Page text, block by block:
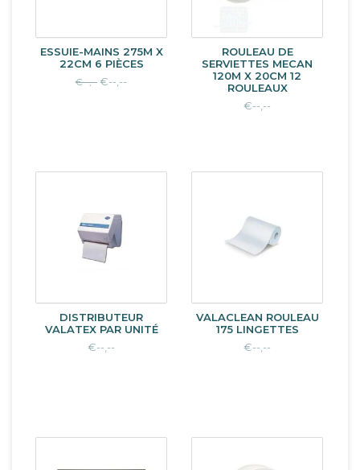
ESSUIE-MAINS 275M X
22CM 6 PIÈCES
€--,-- €--,--
ROULEAU DE
SERVIETTES MECAN
120M X 20CM 12
ROULEAUX
€--,--
DISTRIBUTEUR
VALATEX PAR UNITÉ
€--,--
VALACLEAN ROULEAU
175 LINGETTES
€--,--